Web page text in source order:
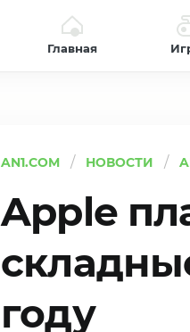
Главная
AN1.COM НОВОСТИ
Apple
году